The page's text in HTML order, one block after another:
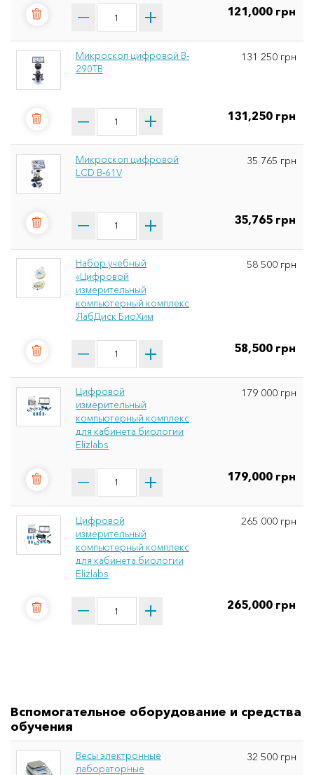
121,000 грн
Микроскоп цифровой B-
290TB
131 250 грн
131,250 грн
Микроскоп цифровой
LCD B-61V
35 765 грн
35,765 грн
Набор учебный
«Цифровой
измерительный
компьютерный комплекс
ЛабДиск БиоХим
58 500 грн
58,500 грн
Цифровой
измерительный
компьютерный комплекс
для кабинета биологии
Elizlabs
179 000 грн
179,000 грн
Цифровой
измерительный
компьютерный комплекс
для кабинета биологии
Elizlabs
265 000 грн
265,000 грн
Вспомогательное оборудование и средства
обучения
Весы электронные
лабораторные
32 500 грн